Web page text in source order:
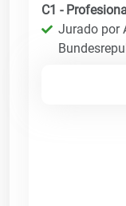
C1 -
Jurado por